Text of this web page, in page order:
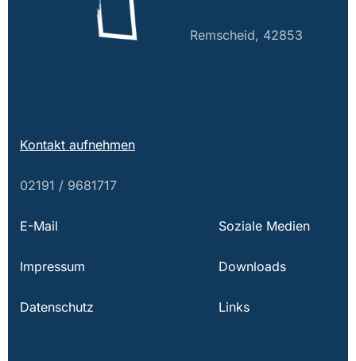
Remscheid, 42853
Kontakt aufnehmen
02191 / 9681717
E-Mail
Impressum
Datenschutz
Soziale Medien
Downloads
Links